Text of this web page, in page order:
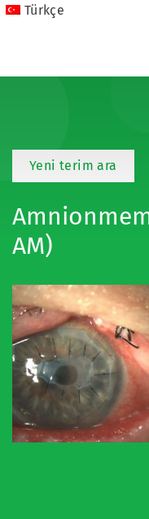
Türkçe
Yeni terim ara
AM)